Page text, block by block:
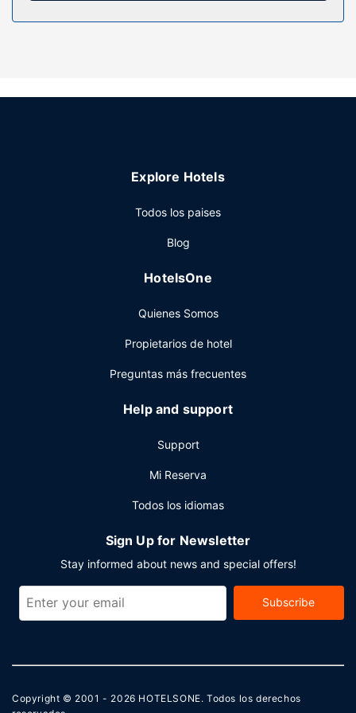
Servicios hotel
Otros servicios de este hotel incluyen conexión a Internet
Si quieres disfrutar de vistas al jardín mientras comes, solo
cómodo, llama al servicio de habitaciones con horario
sala de ordenadores y tintorería a tu disposición. ¿Estás
disposición 220 metros cuadrados de espacio con centro
de conferencias y 6 salas de reuniones.
Explore Hotels
Todos los paises
Blog
HotelsOne
Quienes Somos
Propietarios de hotel
Preguntas más frecuentes
Help and support
Support
Mi Reserva
Todos los idiomas
Sign Up for Newsletter
Stay informed about news and special offers!
Subscribe
Copyright © 2001 - 2026 HOTELSONE. Todos los derechos